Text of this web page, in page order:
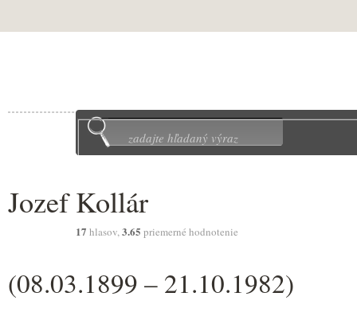
Jozef Kollár
17 hlasov,3.65 priemerné hodnotenie
(08.03.1899 – 21.10.1982)